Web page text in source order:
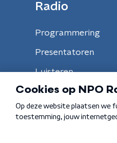
Radio
Programmering
Presentatoren
Luisteren
Algemene voorwaarden